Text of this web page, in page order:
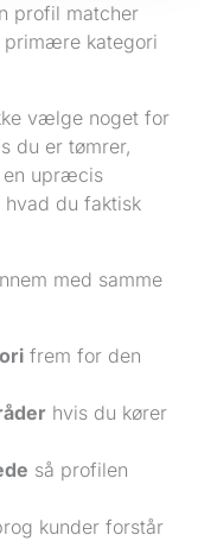
profil matcher
primære kategori
vælge noget for
du er tømrer,
en upræcis
hvad du faktisk
med samme
frem for den
hvis du kører
så profilen
kunder forstår